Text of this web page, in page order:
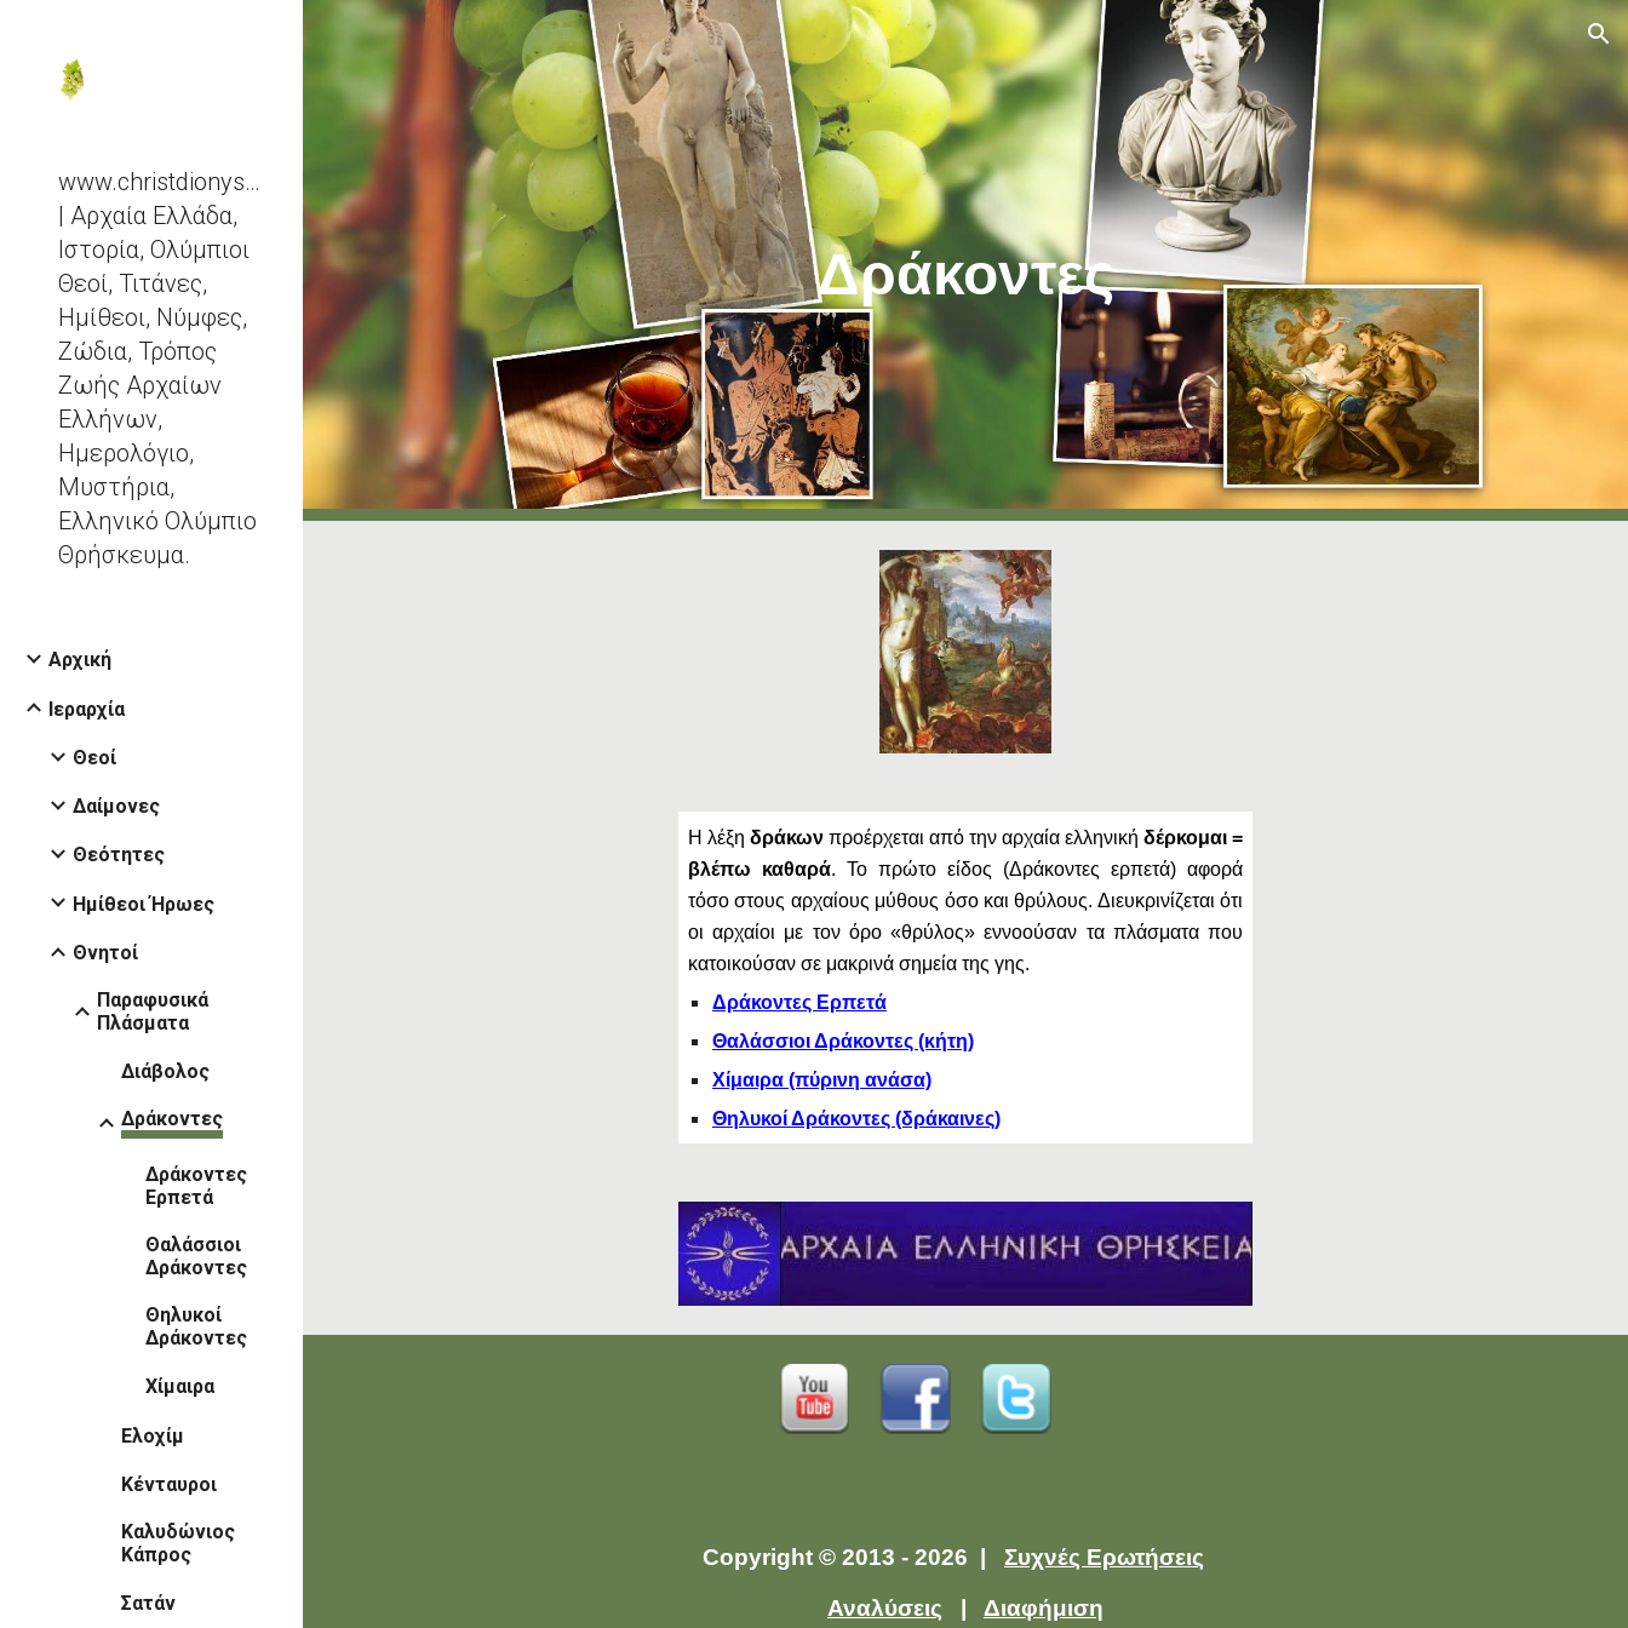
Skip to main content Skip to navigation
www.christdionysos.com
| Αρχαία Ελλάδα,
Ιστορία, Ολύμπιοι
Θεοί, Τιτάνες,
Ημίθεοι, Νύμφες,
Ζώδια, Τρόπος
Ζωής Αρχαίων
Ελλήνων,
Ημερολόγιο,
Μυστήρια,
Ελληνικό Ολύμπιο
Θρήσκευμα.
Αρχική
Ιεραρχία
Θεοί
Δαίμονες
Θεότητες
Ημίθεοι Ήρωες
Θνητοί
Παραφυσικά
Πλάσματα
Διάβολος
Δράκοντες
Δράκοντες
Ερπετά
Θαλάσσιοι
Δράκοντες
Θηλυκοί
Δράκοντες
Χίμαιρα
Ελοχίμ
Κένταυροι
Καλυδώνιος
Κάπρος
Σατάν
Δράκοντες
Η λέξη δράκωνπροέρχεται από την αρχαία ελληνικήδέρκομαι =
βλέπω καθαρά. Το πρώτο είδος (Δράκοντες ερπετά) αφορά
τόσο στους αρχαίους μύθους όσο και θρύλους. Διευκρινίζεται ότι
οι αρχαίοι με τον όρο «θρύλος» εννοούσαν τα πλάσματα που
κατοικούσαν σε μακρινά σημεία της γης.
Δράκοντες Ερπετά
Θαλάσσιοι Δράκοντες (κήτη)
Χίμαιρα (πύρινη ανάσα)
Θηλυκοί Δράκοντες (δράκαινες)
Copyright © 2013 - 2026 | Συχνές Ερωτήσεις
Αναλύσεις
Διαφήμιση